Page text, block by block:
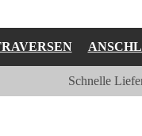
Schnelle